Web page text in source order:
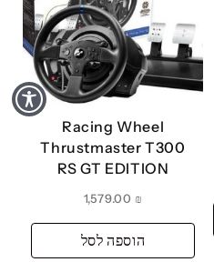
Racing Wheel
Thrustmaster T300
RS GT EDITION
₪
הוספה לסל